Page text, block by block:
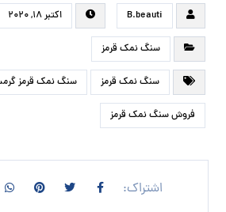
B.beauti اکتبر ۱۸, ۲۰۲۰
سنگ نمک قرمز
سنگ نمک قرمز سنگ نمک قرمز
فروش سنگ نمک قرمز